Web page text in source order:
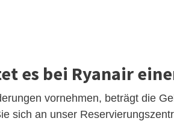
es bei Ryanair
vornehmen, beträgt die
sich an unser